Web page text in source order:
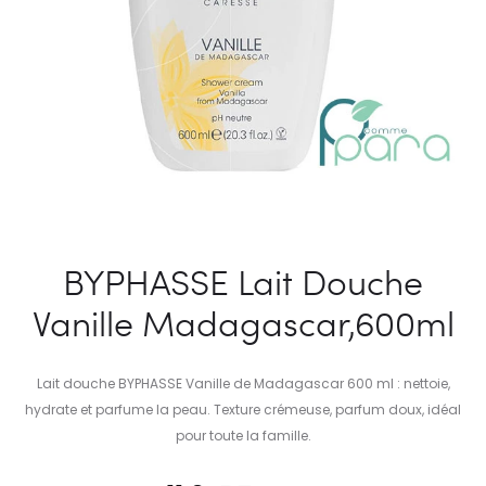
BYPHASSE Lait Douche
Vanille Madagascar,600ml
Lait douche BYPHASSE Vanille de Madagascar 600 ml : nettoie,
hydrate et parfume la peau. Texture crémeuse, parfum doux, idéal
pour toute la famille.